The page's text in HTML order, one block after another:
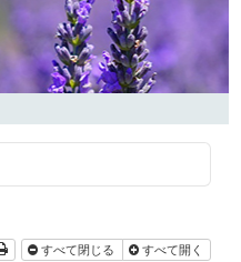
すべて閉じる すべて開く